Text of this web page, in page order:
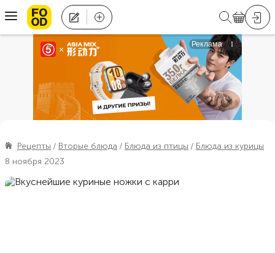
Рецепты Вторые блюда Блюда из птицы
Блюда из курицы
8 ноября 2023